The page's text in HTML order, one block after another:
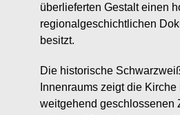
überlieferten Gestalt einen
regionalgeschichtlichen
besitzt.
Die historische
Innenraums zeigt die
weitgehend geschlossenen